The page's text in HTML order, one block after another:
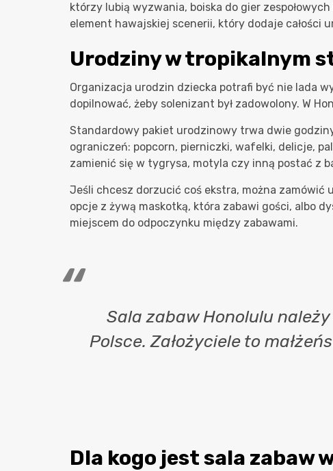
którzy lubią wyzwania, boiska do gier
element hawajskiej scenerii, który dodaje całości
Urodziny w tropikalnym
Organizacja urodzin dziecka potrafi być nie lada
dopilnować, żeby solenizant był zadowolony. W
Standardowy pakiet urodzinowy trwa dwie
ograniczeń: popcorn, pierniczki, wafelki, delicje,
zamienić się w tygrysa, motyla czy inną postać z
Jeśli chcesz dorzucić coś ekstra, można
opcje z żywą maskotką, która zabawi gości, albo
miejscem do odpoczynku między zabawami.
Sala zabaw Honolulu
Polsce. Założyciele to
Dla kogo jest sala zabaw